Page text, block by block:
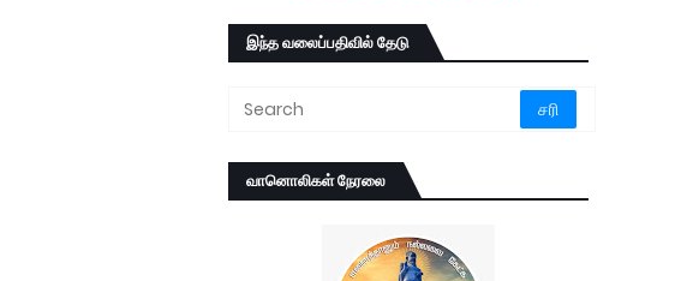
இந்த வலைப்பதிவில் தேடு
வானொலிகள் நேரலை